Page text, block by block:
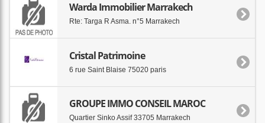
Warda Immobilier Marrakech
Rte: Targa R Asma. n°5 Marrakech
Cristal Patrimoine
6 rue Saint Blaise 75020 paris
GROUPE IMMO CONSEIL MAROC
Quartier Sinko Assif 33705 Marrakech